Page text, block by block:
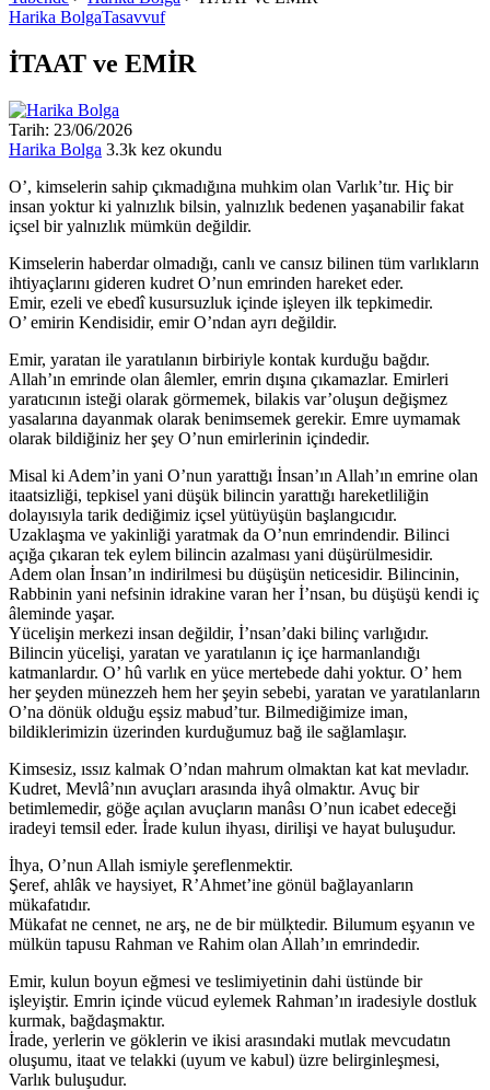
Harika BolgaTasavvuf
İTAAT ve EMİR
Tarih: 23/06/2026
Harika Bolga 3.3k kez okundu
O’, kimselerin sahip çıkmadığına muhkim olan Varlık’tır. Hiç bir
insan yoktur ki yalnızlık bilsin, yalnızlık bedenen yaşanabilir fakat
içsel bir yalnızlık mümkün değildir.
Kimselerin haberdar olmadığı, canlı ve cansız bilinen tüm varlıkların
ihtiyaçlarını gideren kudret O’nun emrinden hareket eder.
Emir, ezeli ve ebedî kusursuzluk içinde işleyen ilk tepkimedir.
O’ emirin Kendisidir, emir O’ndan ayrı değildir.
Emir, yaratan ile yaratılanın birbiriyle kontak kurduğu bağdır.
Allah’ın emrinde olan âlemler, emrin dışına çıkamazlar. Emirleri
yaratıcının isteği olarak görmemek, bilakis var’oluşun değişmez
yasalarına dayanmak olarak benimsemek gerekir. Emre uymamak
olarak bildiğiniz her şey O’nun emirlerinin içindedir.
Misal ki Adem’in yani O’nun yarattığı İnsan’ın Allah’ın emrine olan
itaatsizliği, tepkisel yani düşük bilincin yarattığı hareketliliğin
dolayısıyla tarik dediğimiz içsel yütüyüşün başlangıcıdır.
Uzaklaşma ve yakinliği yaratmak da O’nun emrindendir. Bilinci
açığa çıkaran tek eylem bilincin azalması yani düşürülmesidir.
Adem olan İnsan’ın indirilmesi bu düşüşün neticesidir. Bilincinin,
Rabbinin yani nefsinin idrakine varan her İ’nsan, bu düşüşü kendi iç
âleminde yaşar.
Yücelişin merkezi insan değildir, İ’nsan’daki bilinç varlığıdır.
Bilincin yücelişi, yaratan ve yaratılanın iç içe harmanlandığı
katmanlardır. O’ hû varlık en yüce mertebede dahi yoktur. O’ hem
her şeyden münezzeh hem her şeyin sebebi, yaratan ve yaratılanların
O’na dönük olduğu eşsiz mabud’tur. Bilmediğimize iman,
bildiklerimizin üzerinden kurduğumuz bağ ile sağlamlaşır.
Kimsesiz, ıssız kalmak O’ndan mahrum olmaktan kat kat mevladır.
Kudret, Mevlâ’nın avuçları arasında ihyâ olmaktır. Avuç bir
betimlemedir, göğe açılan avuçların manâsı O’nun icabet edeceği
iradeyi temsil eder. İrade kulun ihyası, dirilişi ve hayat buluşudur.
İhya, O’nun Allah ismiyle şereflenmektir.
Şeref, ahlâk ve haysiyet, R’Ahmet’ine gönül bağlayanların
mükafatıdır.
Mükafat ne cennet, ne arş, ne de bir mülķtedir. Bilumum eşyanın ve
mülkün tapusu Rahman ve Rahim olan Allah’ın emrindedir.
Emir, kulun boyun eğmesi ve teslimiyetinin dahi üstünde bir
işleyiştir. Emrin içinde vücud eylemek Rahman’ın iradesiyle dostluk
kurmak, bağdaşmaktır.
İrade, yerlerin ve göklerin ve ikisi arasındaki mutlak mevcudatın
oluşumu, itaat ve telakki (uyum ve kabul) üzre belirginleşmesi,
Varlık buluşudur.